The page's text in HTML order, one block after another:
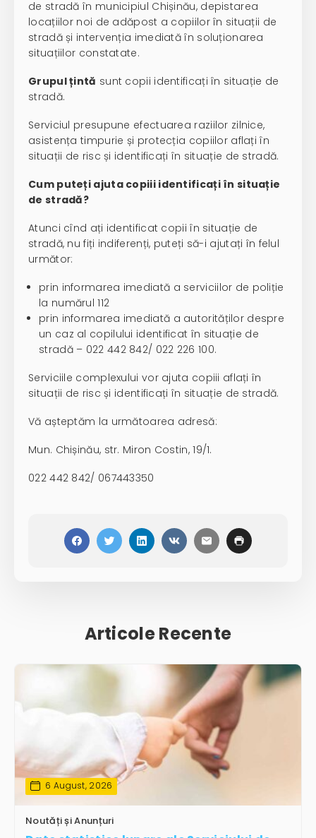
de stradă în municipiul Chișinău, depistarea
locațiilor noi de adăpost a copiilor în situații de
stradă și intervenția imediată în soluționarea
situațiilor constatate.
Grupul țintă sunt copii identificați în situație de
stradă.
Serviciul presupune efectuarea raziilor zilnice,
asistența timpurie și protecția copiilor aflați în
situații de risc și identificați în situație de stradă.
Cum puteți ajuta copiii identificați în situație
de stradă?
Atunci cînd ați identificat copii în situație de
stradă, nu fiți indiferenți, puteți să-i ajutați în felul
următor:
prin informarea imediată a serviciilor de poliție
la numărul 112
prin informarea imediată a autorităților despre
un caz al copilului identificat în situație de
stradă – 022 442 842/ 022 226 100.
Serviciile complexului vor ajuta copiii aflați în
situații de risc și identificați în situație de stradă.
Vă așteptăm la următoarea adresă:
Mun. Chișinău, str. Miron Costin, 19/1.
022 442 842/ 067443350
Articole Recente
6 August, 2026
Noutăți și Anunțuri